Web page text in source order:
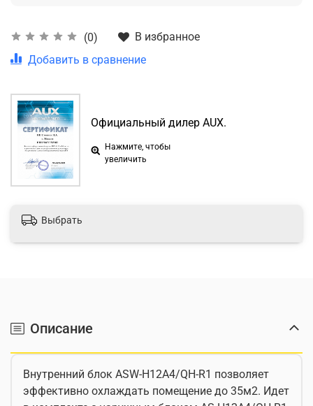
(0)
В избранное
Добавить в сравнение
Официальный дилер AUX.
Нажмите, чтобы
увеличить
Выбрать
Описание
Внутренний блок ASW-H12A4/QH-R1 позволяет
эффективно охлаждать помещение до 35м2. Идет